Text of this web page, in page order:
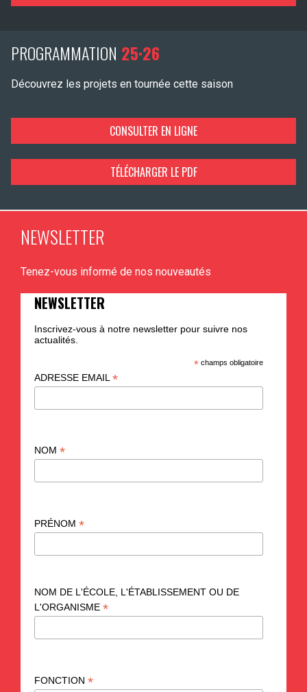
PROGRAMMATION 25·26
Découvrez les projets en tournée cette saison
CONSULTER EN LIGNE
TÉLÉCHARGER LE PDF
NEWSLETTER
Tenez-vous informé de nos nouveautés
NEWSLETTER
Inscrivez-vous à notre newsletter pour suivre nos
actualités.
* champs obligatoire
ADRESSE EMAIL *
NOM *
PRÉNOM *
NOM DE L'ÉCOLE, L'ÉTABLISSEMENT OU DE
L'ORGANISME *
FONCTION *